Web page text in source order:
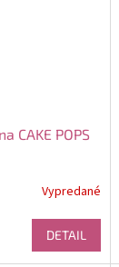
CAKE POPS
Vypredané
DETAIL